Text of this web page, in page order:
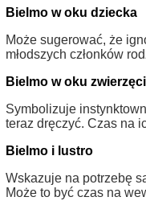
Bielmo w oku dziecka
Może sugerować, że
młodszych członków
Bielmo w oku
Symbolizuje
teraz dręczyć. Czas na
Bielmo i lustro
Wskazuje na potrzebę
Może to być czas na